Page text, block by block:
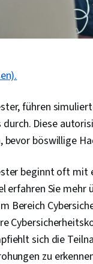
führen
Diese
böswillige
beginnt oft mit
erfahren Sie
Bereich
sich die
zu